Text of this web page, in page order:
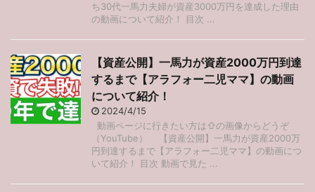
ち30代一馬力夫婦が資産3000万円を達成した理由
の動画について紹介！ 目次 ...
【資産公開】一馬力が資産2000万円到達
するまで【アラフォー二児ママ】の動画
について紹介！
2024/4/15
動画ページに行きたい方は⇧の画像からどうぞ
（YouTube） 【資産公開】一馬力が資産2000万
円到達するまで【アラフォー二児ママ】の動画につ
いて紹介！ 目次 動画で見た ...